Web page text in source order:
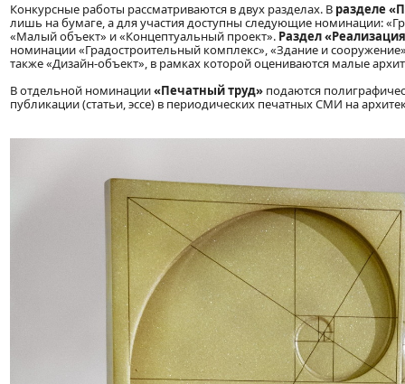
Конкурсные работы рассматриваются в двух разделах. В разделе
лишь на бумаге, а для участия доступны следующие номинации:
«Малый объект» и «Концептуальный проект». Раздел
номинации «Градостроительный комплекс», «Здание и
также «Дизайн-объект», в рамках которой оцениваются малые
В отдельной номинации«Печатный труд» подаются
публикации (статьи, эссе) в периодических печатных СМИ на